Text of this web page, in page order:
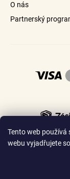
Tento web
webu vyjadřujete
O nás
Partnerský